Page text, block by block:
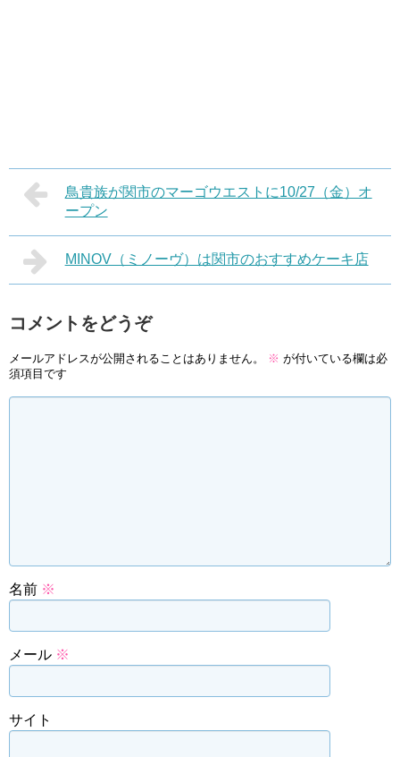
鳥貴族が関市のマーゴウエストに10/27（金）オ
ープン
MINOV（ミノーヴ）は関市のおすすめケーキ店
コメントをどうぞ
メールアドレスが公開されることはありません。 ※ が付いている欄は必
須項目です
名前 ※
メール ※
サイト